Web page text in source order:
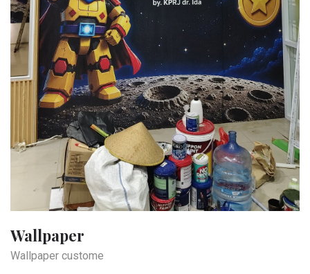
Wallpaper
Wallpaper custome